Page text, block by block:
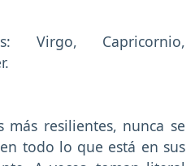
Virgo, Capricornio,
más resilientes, nunca se
todo lo que está en sus